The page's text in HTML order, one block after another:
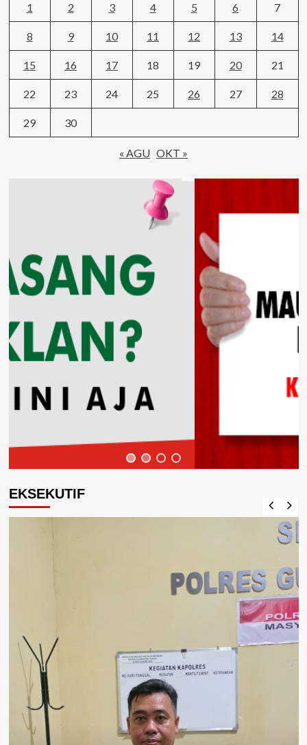
1
2 3 4 5 6 7
8 9 10 11 12 13 14
15 16 17 18 19 20 21
22 23 24 25 26 27 28
29 30
« AGU OKT »
EKSEKUTIF